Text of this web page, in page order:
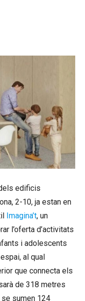
edificis
2-10, ja estan en
Imagina’t, un
l’oferta d’activitats
i adolescents
al qual
que connecta els
de 318 metres
sumen 124